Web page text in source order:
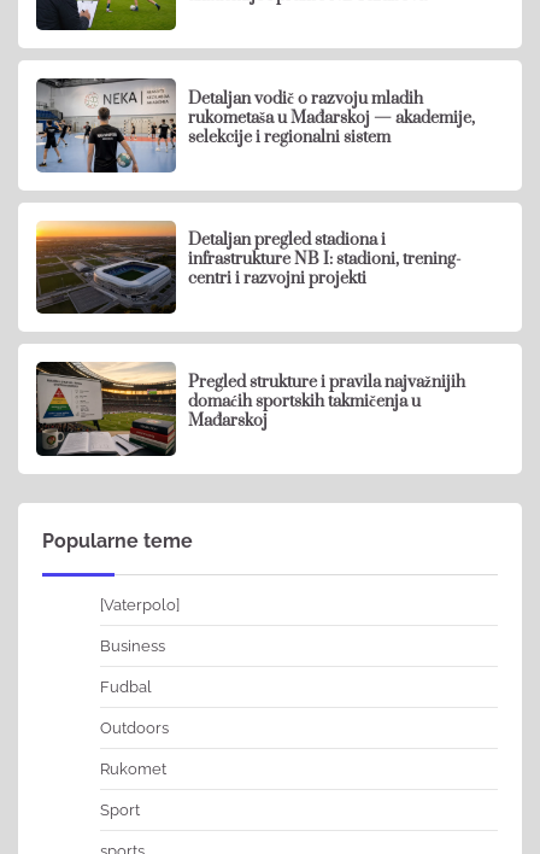
Detaljan vodič o razvoju mladih
rukometaša u Mađarskoj — akademije,
selekcije i regionalni sistem
Detaljan pregled stadiona i
infrastrukture NB I: stadioni, trening-
centri i razvojni projekti
Pregled strukture i pravila najvažnijih
domaćih sportskih takmičenja u
Mađarskoj
Popularne teme
[Vaterpolo]
Business
Fudbal
Outdoors
Rukomet
Sport